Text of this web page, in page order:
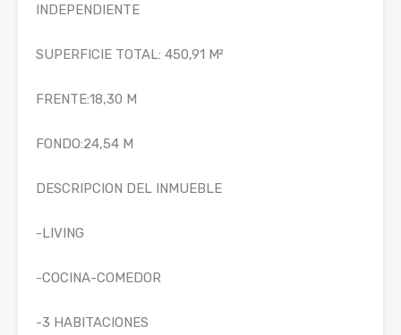
INDEPENDIENTE
SUPERFICIE TOTAL: 450,91 M²
FRENTE:18,30 M
FONDO:24,54 M
DESCRIPCION DEL INMUEBLE
-LIVING
-COCINA-COMEDOR
-3 HABITACIONES